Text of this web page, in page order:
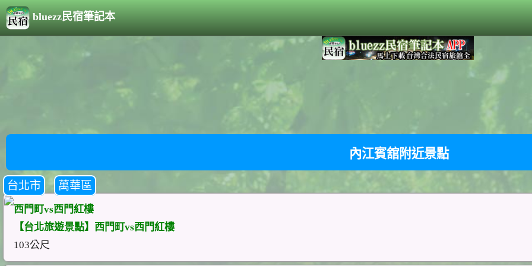
bluezz民宿筆記本
內江賓舘附近景點
台北市 萬華區
西門町vs西門紅樓
【台北旅遊景點】西門町vs西門紅樓
103公尺